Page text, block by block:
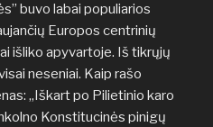
buvo labai populiarios
Europos centrinių
išliko apyvartoje. Iš tikrųjų
neseniai. Kaip rašo
„Iškart po Pilietinio karo
Konstitucinės pinigų